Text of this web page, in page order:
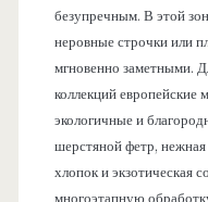
безупречным. В этой
неровные строчки или
мгновенно заметными.
коллекций европейские
экологичные и
шерстяной фетр,
хлопок и экзотическая
многоэтапную